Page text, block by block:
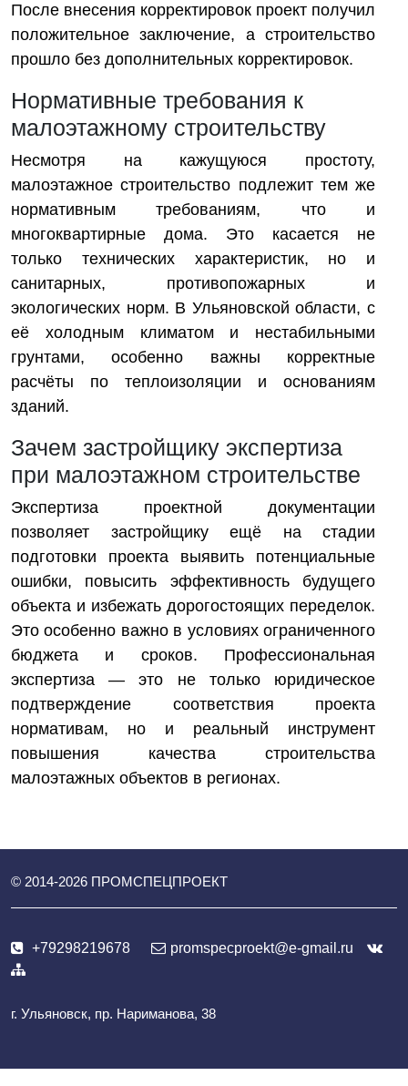
После внесения корректировок проект получил
положительное заключение, а строительство
прошло без дополнительных корректировок.
Нормативные требования к
малоэтажному строительству
Несмотря на кажущуюся простоту,
малоэтажное строительство подлежит тем же
нормативным требованиям, что и
многоквартирные дома. Это касается не
только технических характеристик, но и
санитарных, противопожарных и
экологических норм. В Ульяновской области, с
её холодным климатом и нестабильными
грунтами, особенно важны корректные
расчёты по теплоизоляции и основаниям
зданий.
Зачем застройщику экспертиза
при малоэтажном строительстве
Экспертиза проектной документации
позволяет застройщику ещё на стадии
подготовки проекта выявить потенциальные
ошибки, повысить эффективность будущего
объекта и избежать дорогостоящих переделок.
Это особенно важно в условиях ограниченного
бюджета и сроков. Профессиональная
экспертиза — это не только юридическое
подтверждение соответствия проекта
нормативам, но и реальный инструмент
повышения качества строительства
малоэтажных объектов в регионах.
© 2014-2026 ПРОМСПЕЦПРОЕКТ
+79298219678 promspecproekt@e-gmail.ru
г. Ульяновск, пр. Нариманова, 38